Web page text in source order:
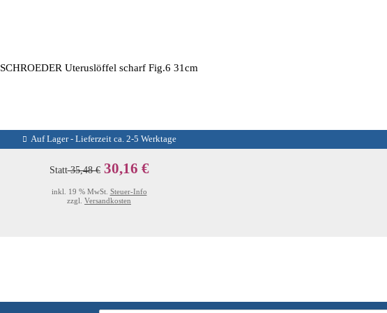
SCHROEDER Uteruslöffel scharf Fig.6 31cm
Auf Lager - Lieferzeit ca. 2-5 Werktage
Statt35,48 € 30,16 €
inkl. 19 % MwSt. Steuer-Info
zzgl. Versandkosten